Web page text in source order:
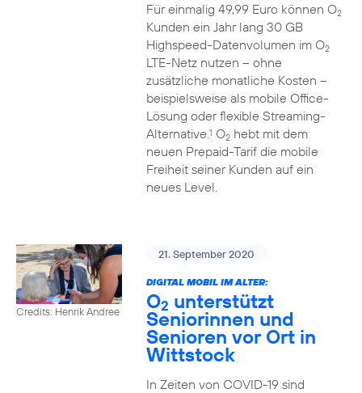
Für einmalig 49,99 Euro können O2
Kunden ein Jahr lang 30 GB
Highspeed-Datenvolumen im O2
LTE-Netz nutzen – ohne
zusätzliche monatliche Kosten –
beispielsweise als mobile Office-
Lösung oder flexible Streaming-
Alternative.1 O2hebt mit dem
neuen Prepaid-Tarif die mobile
Freiheit seiner Kunden auf ein
neues Level.
Credits: Henrik Andree
21. September 2020
DIGITAL MOBIL IM ALTER:
O2 unterstützt
Seniorinnen und
Senioren vor Ort in
Wittstock
In Zeiten von COVID-19 sind